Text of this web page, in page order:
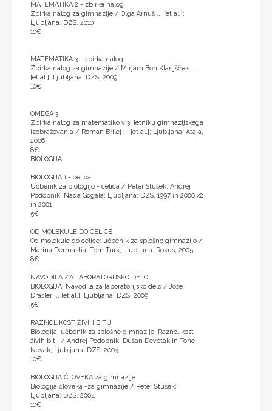
MATEMATIKA 2 - zbirka nalog
Zbirka nalog za gimnazije / Olga Arnuš ... [et al.];
Ljubljana: DZS, 2010
10€
MATEMATIKA 3 - zbirka nalog
Zbirka nalog za gimnazije / Mirjam Bon Klanjšček ...
[et al.]; Ljubljana: DZS, 2009
10€
OMEGA 3
Zbirka nalog za matematiko v 3. letniku gimnazijskega
izobraževanja / Roman Brilej ... [et al.]; Ljubljana: Ataja,
2006
8€
BIOLOGIJA
BIOLOGIJA 1 - celica
Učbenik za biologijo - celica / Peter Stušek, Andrej
Podobnik, Nada Gogala; Ljubljana: DZS, 1997 in 2000 x2
in 2001
5€
OD MOLEKULE DO CELICE
Od molekule do celice: učbenik za splošno gimnazijo /
Marina Dermastia, Tom Turk; Ljubljana: Rokus, 2005
8€
NAVODILA ZA LABORATORIJSKO DELO
BIOLOGIJA. Navodila za laboratorijsko delo / Jože
Drašler ... [et al.]; Ljubljana: DZS, 2009
5€
RAZNOLIKOST ŽIVIH BITIJ
Biologija: učbenik za splošne gimnazije. Raznolikost
živih bitij / Andrej Podobnik, Dušan Devetak in Tone
Novak; Ljubljana: DZS, 2003
10€
BIOLOGIJA ČLOVEKA za gimnazije
Biologija človeka -za gimnazije / Peter Stušek;
Ljubljana: DZS, 2004
10€